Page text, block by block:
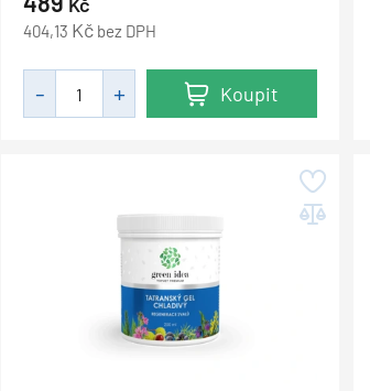
404,13 Kč bez DPH
Koupit